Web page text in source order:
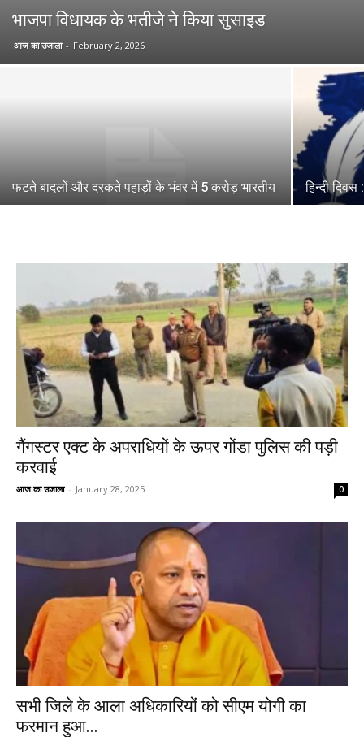
भाजपा विधायक के भतीजे ने किया सुसाइड
आज का उजाला - February 2, 2026
फटते बादलों और दरकते पहाड़ों के भंवर में 5 करोड़ भारतीय हिन्दी
गैंगस्टर एक्ट के अपराधियों के ऊपर गोंडा पुलिस की पड़ी
करवाई
आज का उजाला - January 28, 2025 0
सभी जिले के आला अधिकारियों को सीएम योगी का
फरमान हुआ...